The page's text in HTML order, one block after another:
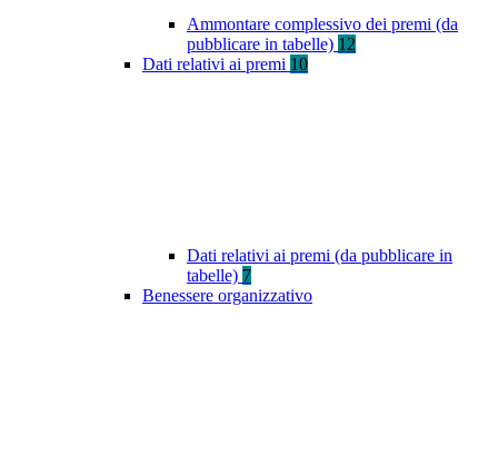
Ammontare complessivo dei premi (da
pubblicare in tabelle) 12
Dati relativi ai premi 10
Dati relativi ai premi (da pubblicare in
tabelle) 7
Benessere organizzativo